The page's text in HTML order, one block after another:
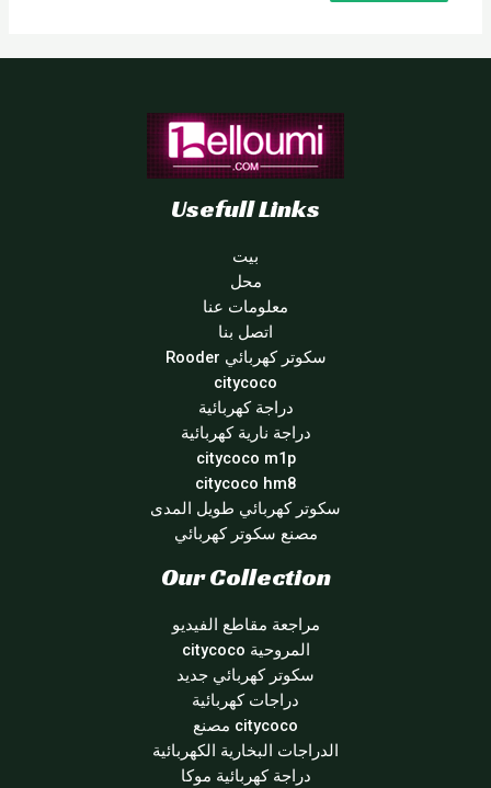
Usefull Links
بيت
محل
معلومات عنا
اتصل بنا
سكوتر كهربائي Rooder
citycoco
دراجة كهربائية
دراجة نارية كهربائية
citycoco m1p
citycoco hm8
سكوتر كهربائي طويل المدى
مصنع سكوتر كهربائي
Our Collection
مراجعة مقاطع الفيديو
المروحية citycoco
سكوتر كهربائي جديد
دراجات كهربائية
citycoco مصنع
الدراجات البخارية الكهربائية
دراجة كهربائية موكا